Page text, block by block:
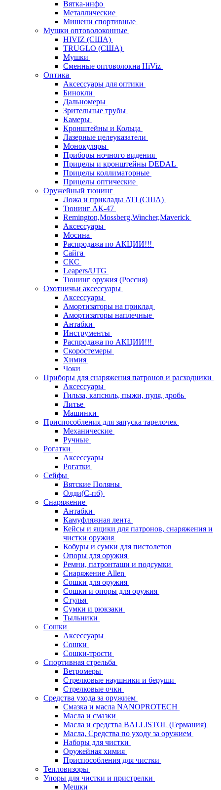
Вятка-инфо
Металлические
Мишени спортивные
Мушки оптоволоконные
HIVIZ (США)
TRUGLO (США)
Мушки
Сменные оптоволокна HiViz
Оптика
Аксессуары для оптики
Бинокли
Дальномеры
Зрительные трубы
Камеры
Кронштейны и Кольца
Лазерные целеуказатели
Монокуляры
Приборы ночного видения
Прицелы и кронштейны DEDAL
Прицелы коллиматорные
Прицелы оптические
Оружейный тюнинг
Ложа и приклады ATI (США)
Тюнинг АК-47
Remington,Mossberg,Wincher,Maverick
Аксессуары
Мосина
Распродажа по АКЦИИ!!!
Сайга
СКС
Leapers/UTG
Тюнинг оружия (Россия)
Охотничьи аксессуары
Аксессуары
Амортизаторы на приклад
Амортизаторы наплечные
Антабки
Инструменты
Распродажа по АКЦИИ!!!
Скоростемеры
Химия
Чоки
Приборы для снаряжения патронов и расходники
Аксессуары
Гильза, капсюль, пыжи, пуля, дробь
Литье
Машинки
Приспособления для запуска тарелочек
Механические
Ручные
Рогатки
Аксессуары
Рогатки
Сейфы
Вятские Поляны
Олди(С-пб)
Снаряжение
Антабки
Камуфляжная лента
Кейсы и ящики для патронов, снаряжения и
чистки оружия
Кобуры и сумки для пистолетов
Опоры для оружия
Ремни, патронташи и подсумки
Снаряжение Allen
Сошки для оружия
Сошки и опоры для оружия
Стулья
Сумки и рюкзаки
Тыльники
Сошки
Аксессуары
Сошки
Сошки-трости
Спортивная стрельба
Ветромеры
Стрелковые наушники и беруши
Стрелковые очки
Средства ухода за оружием
Смазка и масла NANOPROTECH
Масла и смазки
Масла и средства BALLISTOL (Германия)
Масла, Средства по уходу за оружием
Наборы для чистки
Оружейная химия
Приспособления для чистки
Тепловизоры
Упоры для чистки и пристрелки
Мешки